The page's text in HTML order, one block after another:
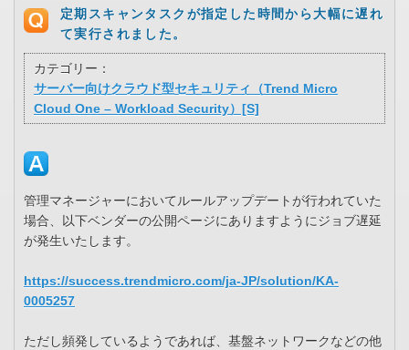
定期スキャンタスクが指定した時間から大幅に遅れ
て実行されました。
カテゴリー：
サーバー向けクラウド型セキュリティ（Trend Micro
Cloud One – Workload Security）[S]
管理マネージャーにおいてルールアップデートが行われていた
場合、以下ベンダーの公開ページにありますようにジョブ遅延
が発生いたします。
https://success.trendmicro.com/ja-JP/solution/KA-
0005257
ただし頻発しているようであれば、基盤ネットワークなどの他